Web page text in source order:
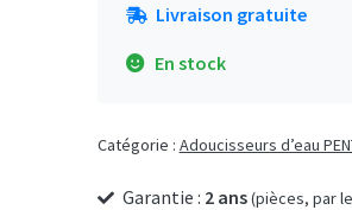
Livraison gratuite
En stock
Catégorie : Adoucisseurs d’eau
Garantie : 2 ans(pièces, par